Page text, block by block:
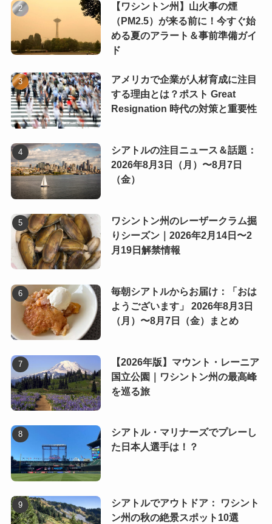
【ワシントン州】山火事の煙
（PM2.5）が来る前に！今すぐ始
める夏のアラート＆事前準備ガイ
ド
アメリカで企業が人材育成に注目
する理由とは？ポスト Great
Resignation 時代の対策と重要性
シアトルの注目ニュース＆話題：
2026年8月3日（月）〜8月7日
（金）
ワシントン州のレーザークラム掘
りシーズン｜2026年2月14日〜2
月19日解禁情報
毎朝シアトルからお届け：「おは
ようございます」 2026年8月3日
（月）〜8月7日（金）まとめ
【2026年版】マウント・レーニア
国立公園｜ワシントン州の最高峰
を巡る旅
シアトル・マリナーズでプレーし
た日本人選手は！？
シアトルでアウトドア： ワシント
ン州の秋の絶景スポット10選